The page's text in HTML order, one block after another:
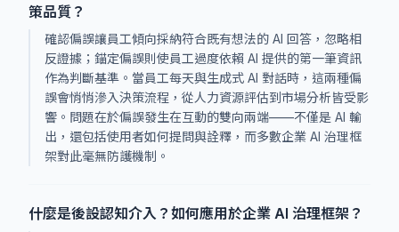
策品質？
確認偏誤讓員工傾向採納符合既有想法的 AI 回答，忽略相
反證據；錨定偏誤則使員工過度依賴 AI 提供的第一筆資訊
作為判斷基準。當員工每天與生成式 AI 對話時，這兩種偏
誤會悄悄滲入決策流程，從人力資源評估到市場分析皆受影
響。問題在於偏誤發生在互動的雙向兩端——不僅是 AI 輸
出，還包括使用者如何提問與詮釋，而多數企業 AI 治理框
架對此毫無防護機制。
什麼是後設認知介入？如何應用於企業 AI 治理框架？